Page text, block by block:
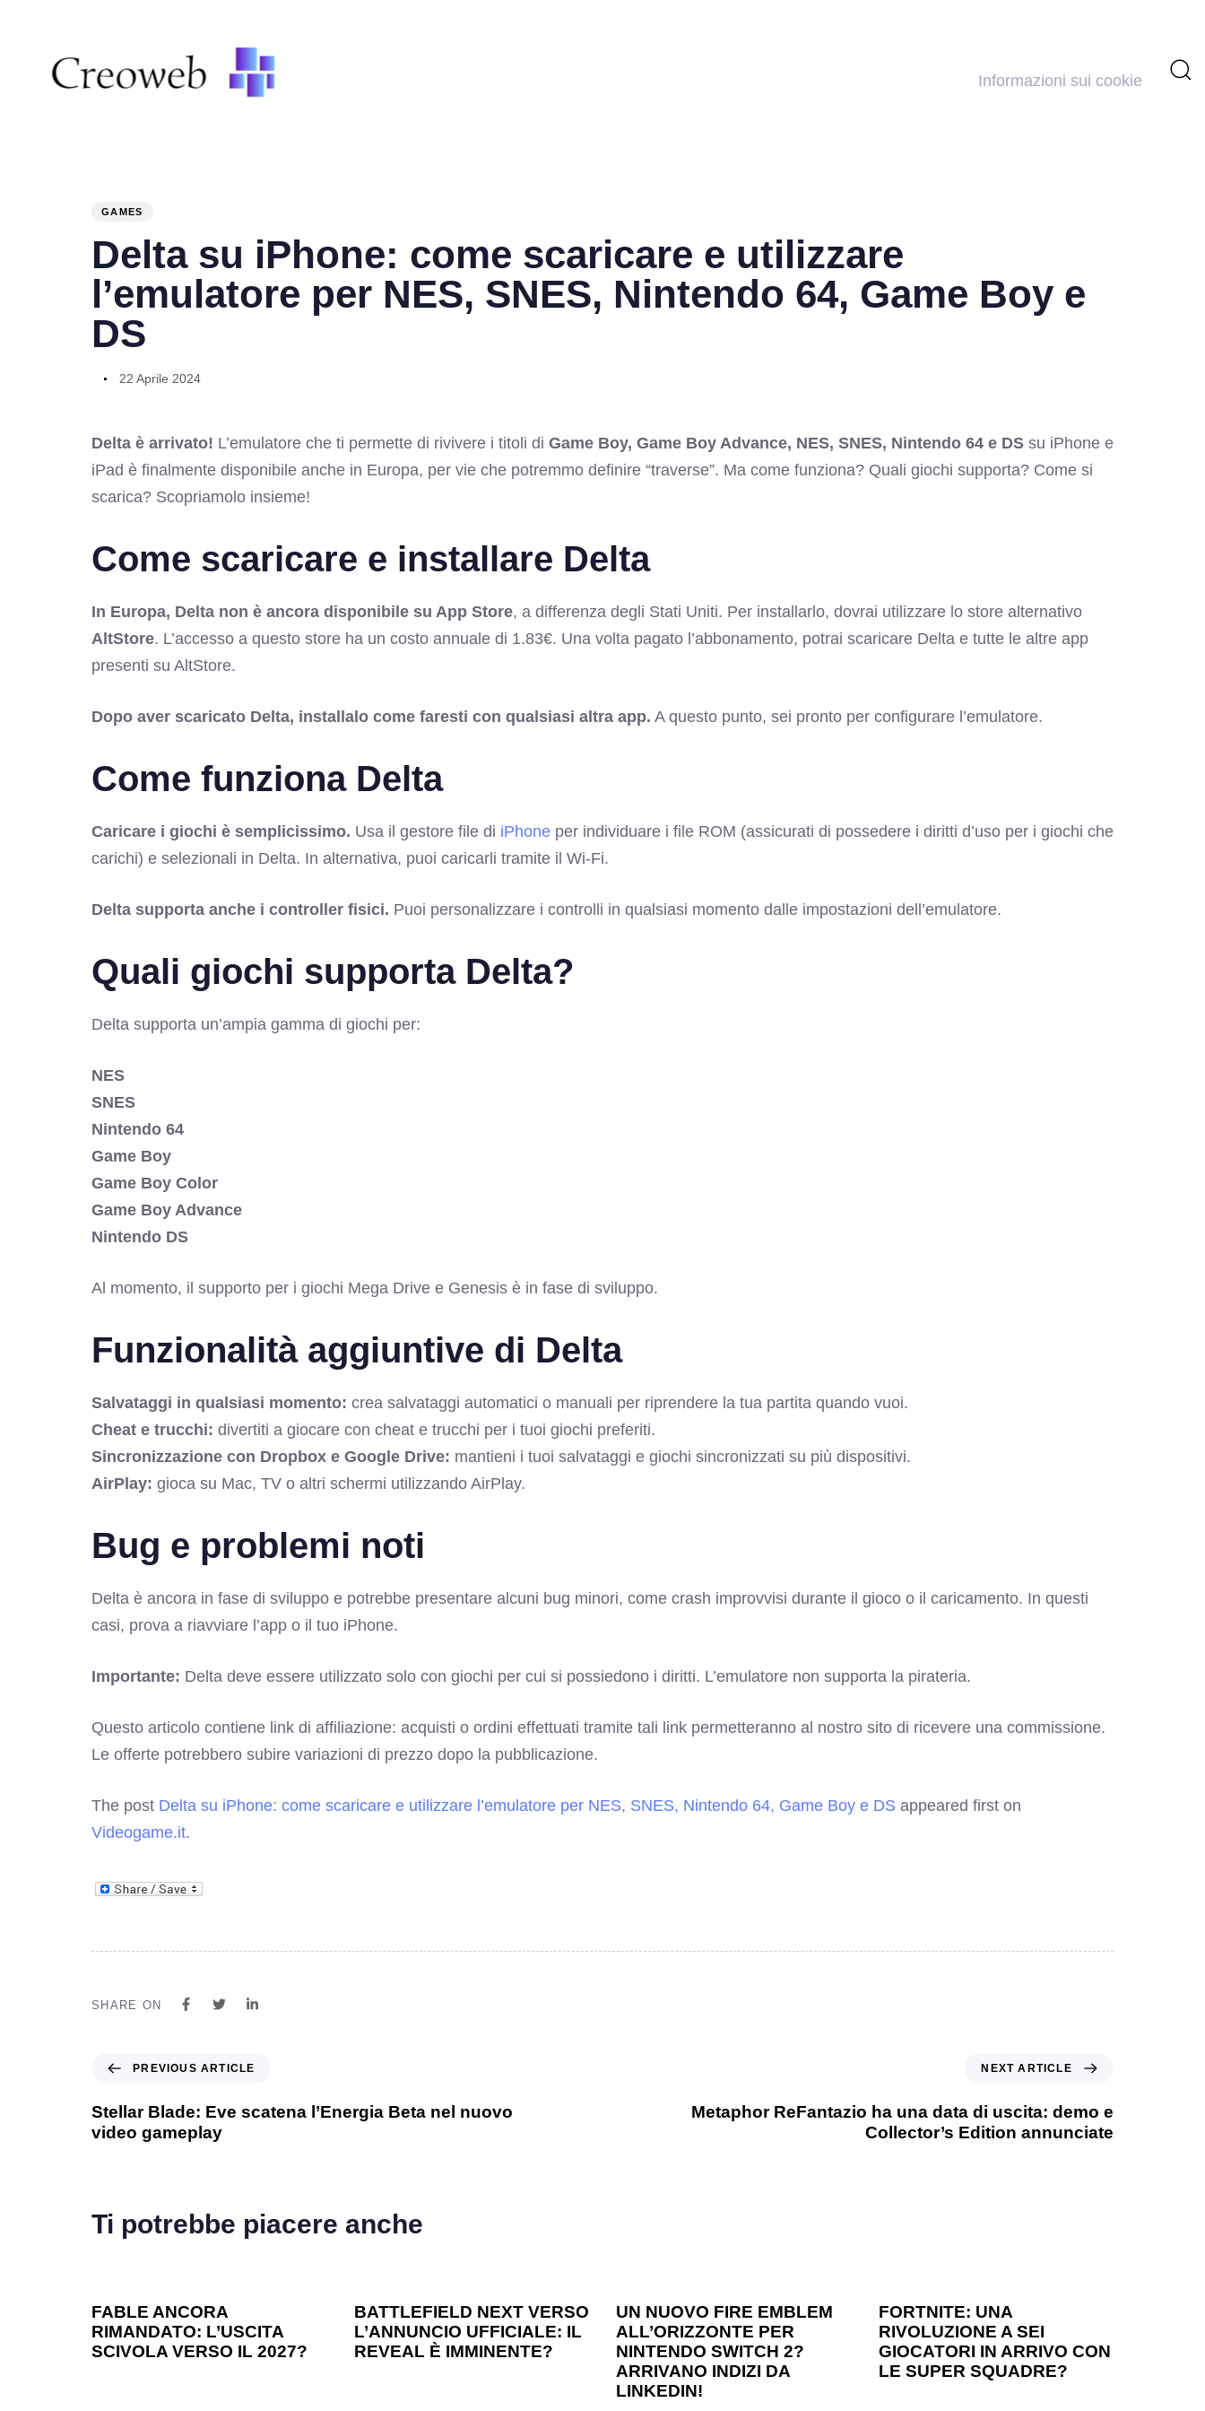
Informazioni sui cookie
GAMES
Delta su iPhone: come scaricare e utilizzare
l’emulatore per NES, SNES, Nintendo 64, Game Boy e
DS
22 Aprile 2024
Delta è arrivato! L’emulatore che ti permette di rivivere i titoli di Game Boy, Game Boy Advance, NES, SNES, Nintendo 64 e DS su iPhone e
iPad è finalmente disponibile anche in Europa, per vie che potremmo definire “traverse”. Ma come funziona? Quali giochi supporta? Come si
scarica? Scopriamolo insieme!
Come scaricare e installare Delta
In Europa, Delta non è ancora disponibile su App Store, a differenza degli Stati Uniti. Per installarlo, dovrai utilizzare lo store alternativo
AltStore. L’accesso a questo store ha un costo annuale di 1.83€. Una volta pagato l’abbonamento, potrai scaricare Delta e tutte le altre app
presenti su AltStore.
Dopo aver scaricato Delta, installalo come faresti con qualsiasi altra app. A questo punto, sei pronto per configurare l’emulatore.
Come funziona Delta
Caricare i giochi è semplicissimo. Usa il gestore file di iPhone per individuare i file ROM (assicurati di possedere i diritti d’uso per i giochi che
carichi) e selezionali in Delta. In alternativa, puoi caricarli tramite il Wi-Fi.
Delta supporta anche i controller fisici. Puoi personalizzare i controlli in qualsiasi momento dalle impostazioni dell’emulatore.
Quali giochi supporta Delta?
Delta supporta un’ampia gamma di giochi per:
NES
SNES
Nintendo 64
Game Boy
Game Boy Color
Game Boy Advance
Nintendo DS
Al momento, il supporto per i giochi Mega Drive e Genesis è in fase di sviluppo.
Funzionalità aggiuntive di Delta
Salvataggi in qualsiasi momento: crea salvataggi automatici o manuali per riprendere la tua partita quando vuoi.
Cheat e trucchi: divertiti a giocare con cheat e trucchi per i tuoi giochi preferiti.
Sincronizzazione con Dropbox e Google Drive: mantieni i tuoi salvataggi e giochi sincronizzati su più dispositivi.
AirPlay: gioca su Mac, TV o altri schermi utilizzando AirPlay.
Bug e problemi noti
Delta è ancora in fase di sviluppo e potrebbe presentare alcuni bug minori, come crash improvvisi durante il gioco o il caricamento. In questi
casi, prova a riavviare l’app o il tuo iPhone.
Importante: Delta deve essere utilizzato solo con giochi per cui si possiedono i diritti. L’emulatore non supporta la pirateria.
Questo articolo contiene link di affiliazione: acquisti o ordini effettuati tramite tali link permetteranno al nostro sito di ricevere una commissione.
Le offerte potrebbero subire variazioni di prezzo dopo la pubblicazione.
The post Delta su iPhone: come scaricare e utilizzare l’emulatore per NES, SNES, Nintendo 64, Game Boy e DS appeared first on
Videogame.it.
SHARE ON
PREVIOUS ARTICLE
Stellar Blade: Eve scatena l’Energia Beta nel nuovo
video gameplay
NEXT ARTICLE
Metaphor ReFantazio ha una data di uscita: demo e
Collector’s Edition annunciate
Ti potrebbe piacere anche
FABLE ANCORA
RIMANDATO: L’USCITA
SCIVOLA VERSO IL 2027?
BATTLEFIELD NEXT VERSO
L’ANNUNCIO UFFICIALE: IL
REVEAL È IMMINENTE?
UN NUOVO FIRE EMBLEM
ALL’ORIZZONTE PER
NINTENDO SWITCH 2?
ARRIVANO INDIZI DA
LINKEDIN!
FORTNITE: UNA
RIVOLUZIONE A SEI
GIOCATORI IN ARRIVO CON
LE SUPER SQUADRE?